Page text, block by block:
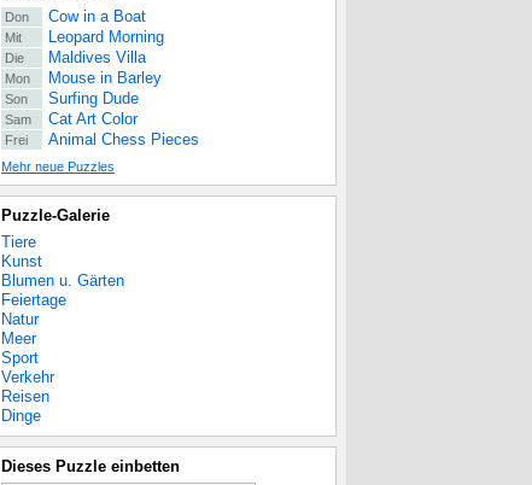
Don Cow in a Boat
Mit Leopard Morning
Die Maldives Villa
Mon Mouse in Barley
Son Surfing Dude
Sam Cat Art Color
Frei Animal Chess Pieces
Mehr neue Puzzles
Puzzle-Galerie
Tiere
Kunst
Blumen u. Gärten
Feiertage
Natur
Meer
Sport
Verkehr
Reisen
Dinge
Dieses Puzzle einbetten